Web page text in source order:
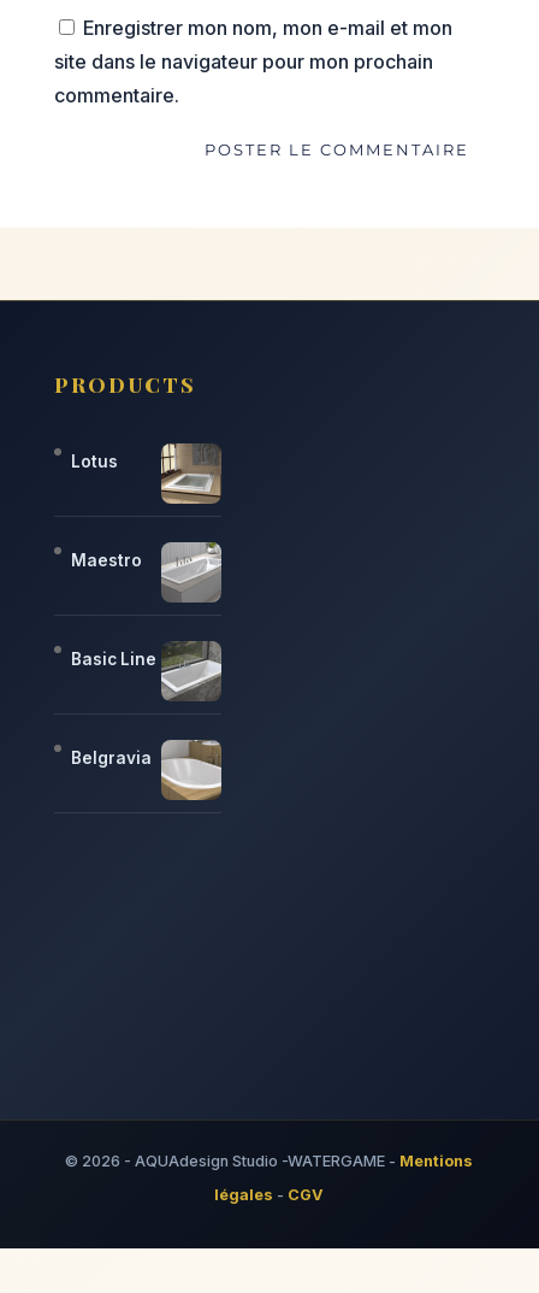
Enregistrer mon nom, mon e-mail et mon
site dans le navigateur pour mon prochain
commentaire.
PRODUCTS
Lotus
Maestro
Basic Line
Belgravia
© 2026 - AQUAdesign Studio -WATERGAME - Mentions
légales - CGV